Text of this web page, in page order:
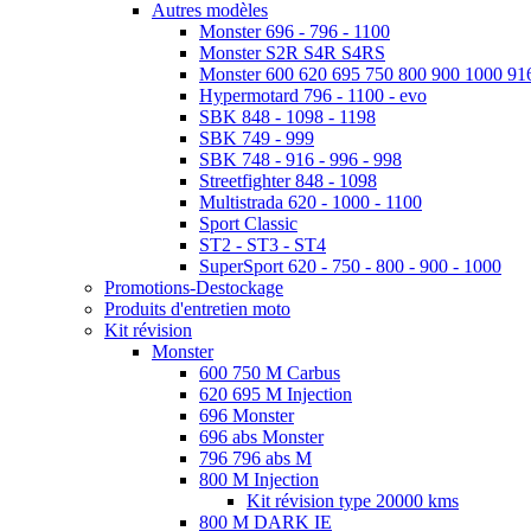
Autres modèles
Monster 696 - 796 - 1100
Monster S2R S4R S4RS
Monster 600 620 695 750 800 900 1000
Hypermotard 796 - 1100 - evo
SBK 848 - 1098 - 1198
SBK 749 - 999
SBK 748 - 916 - 996 - 998
Streetfighter 848 - 1098
Multistrada 620 - 1000 - 1100
Sport Classic
ST2 - ST3 - ST4
SuperSport 620 - 750 - 800 - 900 - 1000
Promotions-Destockage
Produits d'entretien moto
Kit révision
Monster
600 750 M Carbus
620 695 M Injection
696 Monster
696 abs Monster
796 796 abs M
800 M Injection
Kit révision type 20000 kms
800 M DARK IE